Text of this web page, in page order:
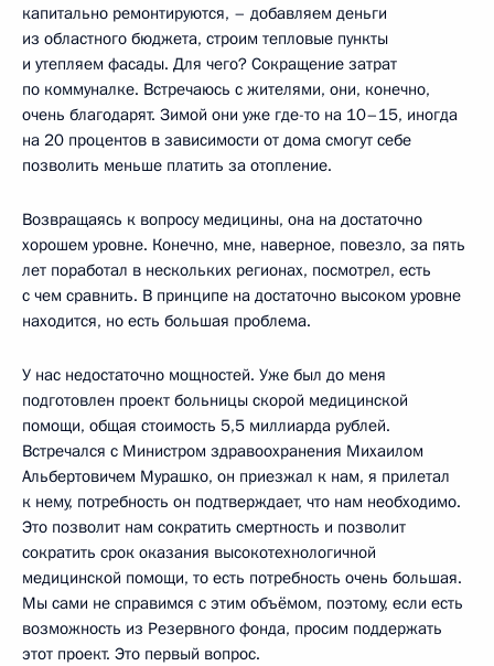
капитально ремонтируются, – добавляем деньги
из областного бюджета, строим тепловые пункты
и утепляем фасады. Для чего? Сокращение затрат
по коммуналке. Встречаюсь с жителями, они, конечно,
очень благодарят. Зимой они уже где-то на 10–15, иногда
на 20 процентов в зависимости от дома смогут себе
позволить меньше платить за отопление.
Возвращаясь к вопросу медицины, она на достаточно
хорошем уровне. Конечно, мне, наверное, повезло, за пять
лет поработал в нескольких регионах, посмотрел, есть
с чем сравнить. В принципе на достаточно высоком уровне
находится, но есть большая проблема.
У нас недостаточно мощностей. Уже был до меня
подготовлен проект больницы скорой медицинской
помощи, общая стоимость 5,5 миллиарда рублей.
Встречался с Министром здравоохранения Михаилом
Альбертовичем Мурашко, он приезжал к нам, я прилетал
к нему, потребность он подтверждает, что нам необходимо.
Это позволит нам сократить смертность и позволит
сократить срок оказания высокотехнологичной
медицинской помощи, то есть потребность очень большая.
Мы сами не справимся с этим объёмом, поэтому, если есть
возможность из Резервного фонда, просим поддержать
этот проект. Это первый вопрос.